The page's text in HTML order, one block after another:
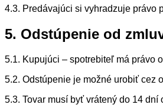
4.3. Predávajúci si vyhradzuje právo
5. Odstúpenie od
5.1. Kupujúci – spotrebiteľ má právo
5.2. Odstúpenie je možné urobiť cez
5.3. Tovar musí byť vrátený do 14